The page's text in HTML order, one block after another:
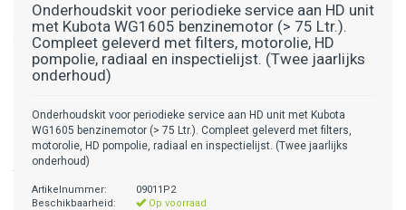
Onderhoudskit voor periodieke service aan HD unit
met Kubota WG1605 benzinemotor (> 75 Ltr.).
Compleet geleverd met filters, motorolie, HD
pompolie, radiaal en inspectielijst. (Twee jaarlijks
onderhoud)
Onderhoudskit voor periodieke service aan HD unit met Kubota
WG1605 benzinemotor (> 75 Ltr.). Compleet geleverd met filters,
motorolie, HD pompolie, radiaal en inspectielijst. (Twee jaarlijks
onderhoud)
Artikelnummer:
09011P2
Beschikbaarheid:
Op voorraad